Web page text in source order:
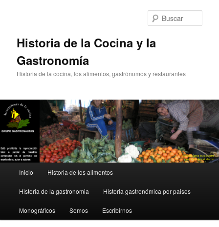
Historia de la Cocina y la
Gastronomía
Historia de la cocina, los alimentos, gastrónomos y restaurantes
principal
Inicio Historia de los alimentos
Historia de la gastronomia Historia gastronómica por paises
Monográficos Somos Escribirnos